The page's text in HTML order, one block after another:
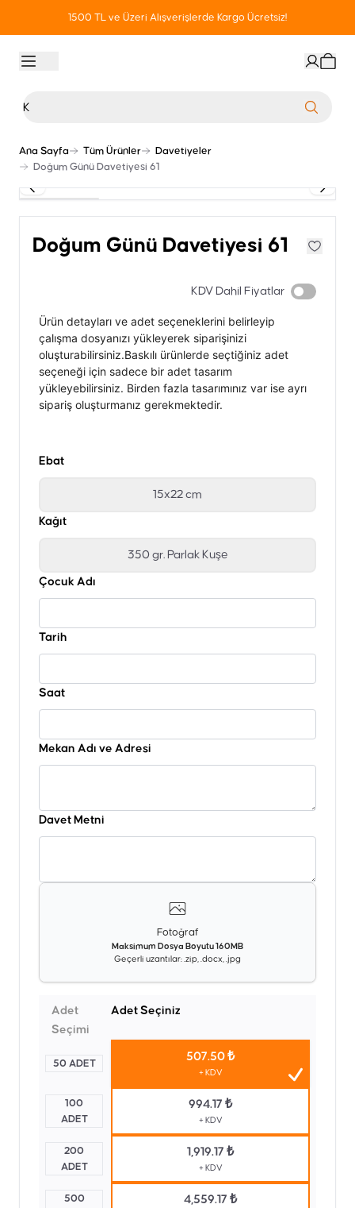
1500 TL ve Üzeri Alışverişlerde Kargo Ücretsiz!
Ana Sayfa Tüm Ürünler
Davetiyeler
Doğum Günü Davetiyesi 61
Doğum Günü Davetiyesi 61
KDV Dahil Fiyatlar
Ürün detayları ve adet seçeneklerini belirleyip
çalışma dosyanızı yükleyerek siparişinizi
oluşturabilirsiniz.Baskılı ürünlerde seçtiğiniz adet
seçeneği için sadece bir adet tasarım
yükleyebilirsiniz. Birden fazla tasarımınız var ise ayrı
sipariş oluşturmanız gerekmektedir.
Ebat
15x22 cm
Kağıt
350 gr. Parlak Kuşe
Çocuk Adı
Tarih
Saat
Mekan Adı ve Adresi
Davet Metni
Fotoğraf
Maksimum Dosya Boyutu 160MB
Geçerli uzantılar: .zip, .docx, .jpg
Adet
Seçimi
Adet Seçiniz
50 ADET
507.50 ₺
+ KDV
100
ADET
994.17 ₺
+ KDV
200
ADET
1,919.17 ₺
+ KDV
500
4,559.17 ₺